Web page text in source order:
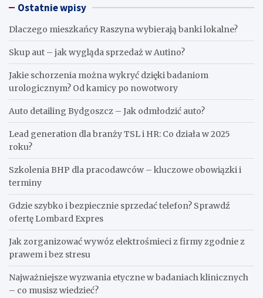
Ostatnie wpisy
Dlaczego mieszkańcy Raszyna wybierają banki lokalne?
Skup aut – jak wygląda sprzedaż w Autino?
Jakie schorzenia można wykryć dzięki badaniom
urologicznym? Od kamicy po nowotwory
Auto detailing Bydgoszcz – Jak odmłodzić auto?
Lead generation dla branży TSL i HR: Co działa w 2025
roku?
Szkolenia BHP dla pracodawców – kluczowe obowiązki i
terminy
Gdzie szybko i bezpiecznie sprzedać telefon? Sprawdź
ofertę Lombard Expres
Jak zorganizować wywóz elektrośmieci z firmy zgodnie z
prawem i bez stresu
Najważniejsze wyzwania etyczne w badaniach klinicznych
– co musisz wiedzieć?